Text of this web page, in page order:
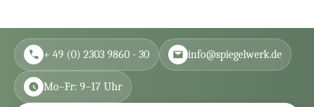
+ 49 (0) 2303 9860 - 30 info@spiegelwerk.de
Mo–Fr: 9–17 Uhr